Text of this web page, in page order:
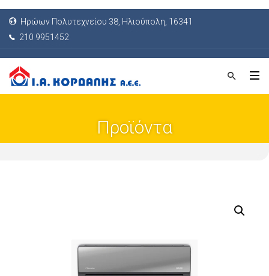
Ηρώων Πολυτεχνείου 38, Ηλιούπολη, 16341
210 9951452
Προϊόντα